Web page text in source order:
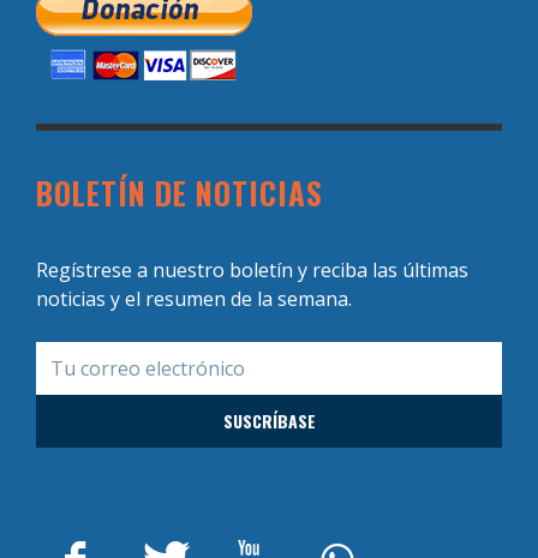
BOLETÍN DE NOTICIAS
Regístrese a nuestro boletín y reciba las últimas
noticias y el resumen de la semana.